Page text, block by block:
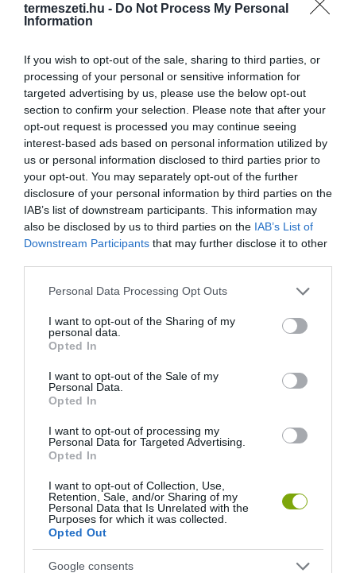
termeszeti.hu - Do Not Process My Personal
Information
If you wish to opt-out of the sale, sharing to third parties, or
processing of your personal or sensitive information for
targeted advertising by us, please use the below opt-out
section to confirm your selection. Please note that after your
opt-out request is processed you may continue seeing
interest-based ads based on personal information utilized by
us or personal information disclosed to third parties prior to
your opt-out. You may separately opt-out of the further
disclosure of your personal information by third parties on the
IAB’s list of downstream participants. This information may
also be disclosed by us to third parties on the IAB’s List of
Downstream Participants that may further disclose it to other
Please note that this website/app uses one or more Google
not limited to your visit or usage behaviour. You may click to
grant or deny consent to Google and its third-party tags to
use your data for below specified purposes in below Google
consent section.
Personal Data Processing Opt Outs
I want to opt-out of the Sharing of my
personal data.
Opted In
I want to opt-out of the Sale of my
Personal Data.
Opted In
I want to opt-out of processing my
Personal Data for Targeted Advertising.
Opted In
I want to opt-out of Collection, Use,
Retention, Sale, and/or Sharing of my
Personal Data that Is Unrelated with the
Purposes for which it was collected.
Opted Out
Google consents
A KOALA EVOLÚCIÓS MÚLTJA
SOKKAL DRÁMAIBB, MINT A
NYUGODT
EUKALIPTUSZRÁGCSÁLÁS
SUGALLJA
2026-08-07
A KORALLZÁTONY NEM CSAK
SZÍNES HALAKBÓL ÁLL: MOST
500 EDDIG ISMERETLEN
LAKÓJÁT MUTATTA MEG
2026-08-06
FELETT: MI EZ A LÁTHATATLAN
FEDŐ, ÉS MI TÖRTÉNIK
ALATTA A TERMÉSZETTEL?
2026-08-03
BAJBAN VANNAK: A
HÉTKÖZNAPI MADARAK ÉS
ELTŰNÉSE A NAGYOBB
VÉSZJEL
2026-08-03